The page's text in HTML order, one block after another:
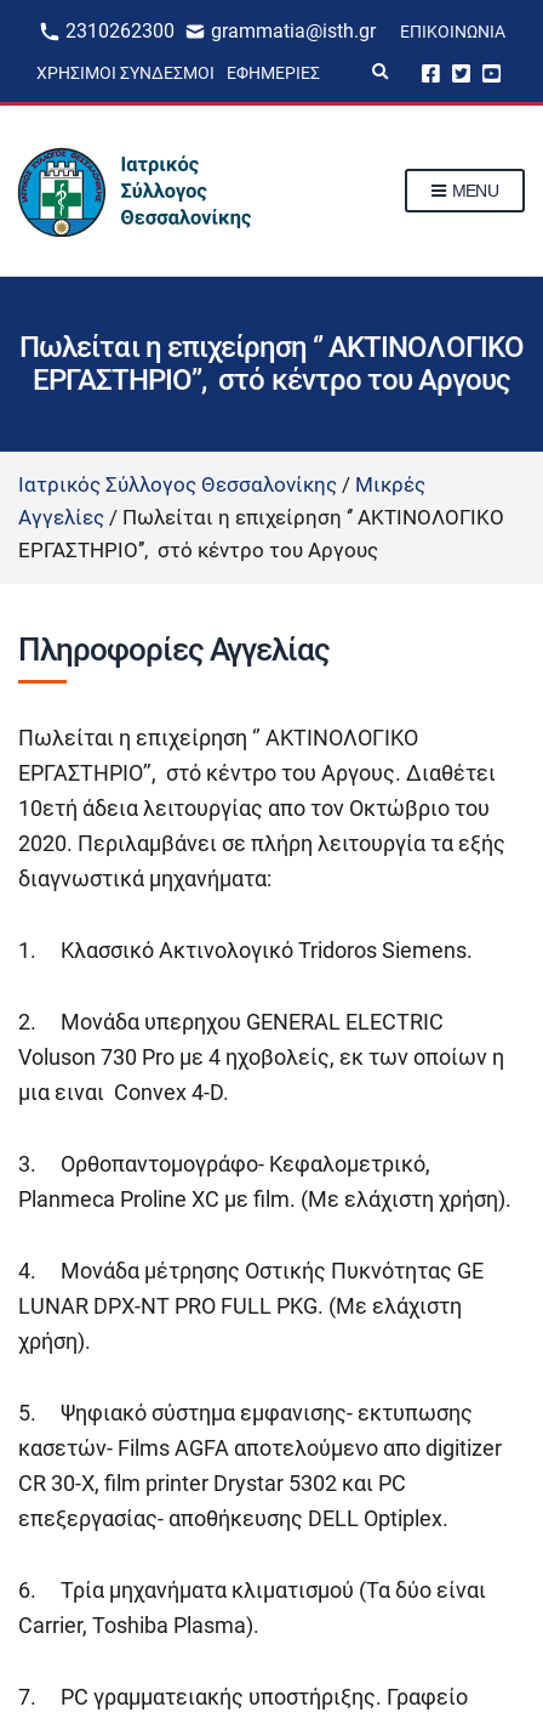
2310262300 grammatia@isth.gr ΕΠΙΚΟΙΝΩΝΊΑ
ΧΡΉΣΙΜΟΙ ΣΎΝΔΕΣΜΟΙ ΕΦΗΜΕΡΊΕΣ
p
m
MENU
Πωλείται η επιχείρηση ‘’ ΑΚΤΙΝΟΛΟΓΙΚΟ
ΕΡΓΑΣΤΗΡΙΟ’’, στό κέντρο του Αργους
Ιατρικός Σύλλογος Θεσσαλονίκης / Μικρές
Αγγελίες / Πωλείται η επιχείρηση ‘’ ΑΚΤΙΝΟΛΟΓΙΚΟ
ΕΡΓΑΣΤΗΡΙΟ’’, στό κέντρο του Αργους
Πληροφορίες Αγγελίας
Πωλείται η επιχείρηση ‘’ ΑΚΤΙΝΟΛΟΓΙΚΟ
ΕΡΓΑΣΤΗΡΙΟ’’, στό κέντρο του Αργους. Διαθέτει
10ετή άδεια λειτουργίας απο τον Οκτώβριο του
2020. Περιλαμβάνει σε πλήρη λειτουργία τα εξής
διαγνωστικά μηχανήματα:
1. Κλασσικό Ακτινολογικό Tridoros Siemens.
2. Μονάδα υπερηχου GENERAL ELECTRIC
Voluson 730 Pro με 4 ηχοβολείς, εκ των οποίων η
μια ειναι Convex 4-D.
3. Ορθοπαντομογράφο- Κεφαλομετρικό,
Planmeca Proline XC με film. (Με ελάχιστη χρήση).
4. Μονάδα μέτρησης Οστικής Πυκνότητας GE
LUNAR DPX-NT PRO FULL PKG. (Με ελάχιστη
χρήση).
5. Ψηφιακό σύστημα εμφανισης- εκτυπωσης
κασετών- Films AGFA αποτελούμενο απο digitizer
CR 30-X, film printer Drystar 5302 και PC
επεξεργασίας- αποθήκευσης DELL Optiplex.
6. Τρία μηχανήματα κλιματισμού (Τα δύο είναι
Carrier, Toshiba Plasma).
7. PC γραμματειακής υποστήριξης. Γραφείο